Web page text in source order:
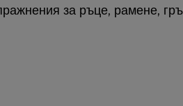
за ръце, рамене,